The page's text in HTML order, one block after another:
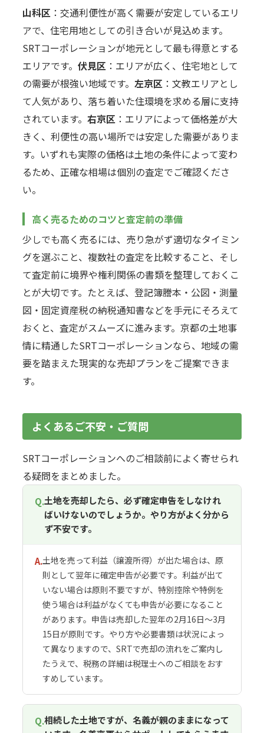
山科区：交通利便性が高く需要が安定しているエリ
アで、住宅用地としての引き合いが見込めます。
SRTコーポレーションが地元として最も得意とする
エリアです。 伏見区：エリアが広く、住宅地として
の需要が根強い地域です。 左京区：文教エリアとし
て人気があり、落ち着いた住環境を求める層に支持
されています。 右京区：エリアによって価格差が大
きく、利便性の高い場所では安定した需要がありま
す。いずれも実際の価格は土地の条件によって変わ
るため、正確な相場は個別の査定でご確認くださ
い。
高く売るためのコツと査定前の準備
少しでも高く売るには、売り急がず適切なタイミン
グを選ぶこと、複数社の査定を比較すること、そし
て査定前に境界や権利関係の書類を整理しておくこ
とが大切です。たとえば、登記簿謄本・公図・測量
図・固定資産税の納税通知書などを手元にそろえて
おくと、査定がスムーズに進みます。京都の土地事
情に精通したSRTコーポレーションなら、地域の需
要を踏まえた現実的な売却プランをご提案できま
す。
よくあるご不安・ご質問
SRTコーポレーションへのご相談前によく寄せられ
る疑問をまとめました。
Q.土地を売却したら、必ず確定申告をしなけれ
ばいけないのでしょうか。やり方がよく分から
ず不安です。
A.土地を売って利益（譲渡所得）が出た場合は、原
則として翌年に確定申告が必要です。利益が出て
いない場合は原則不要ですが、特別控除や特例を
使う場合は利益がなくても申告が必要になること
があります。申告は売却した翌年の2月16日〜3月
15日が原則です。やり方や必要書類は状況によっ
て異なりますので、SRTで売却の流れをご案内し
たうえで、税務の詳細は税理士へのご相談をおす
すめしています。
Q.相続した土地ですが、名義が親のままになって